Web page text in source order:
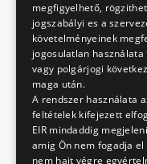
megfigyelhető,
jogszabályi es a
követelményeinek
jogosulatlan
vagy polgárjogi
maga után.
A rendszer használata
feltételek kifejezett
EIR mindaddig
amig Ön nem fogadja
nem hajt végre